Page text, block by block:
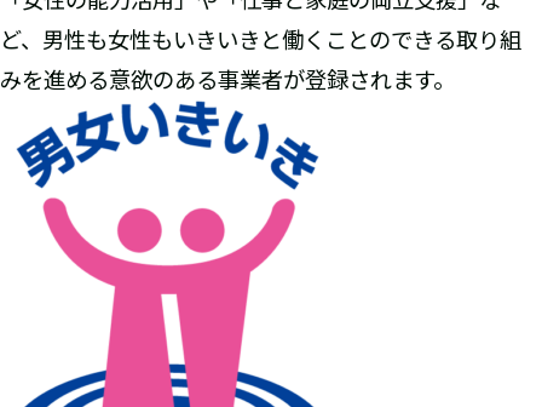
ど、男性も女性もいきいきと働くことのできる取り組
みを進める意欲のある事業者が登録されます。